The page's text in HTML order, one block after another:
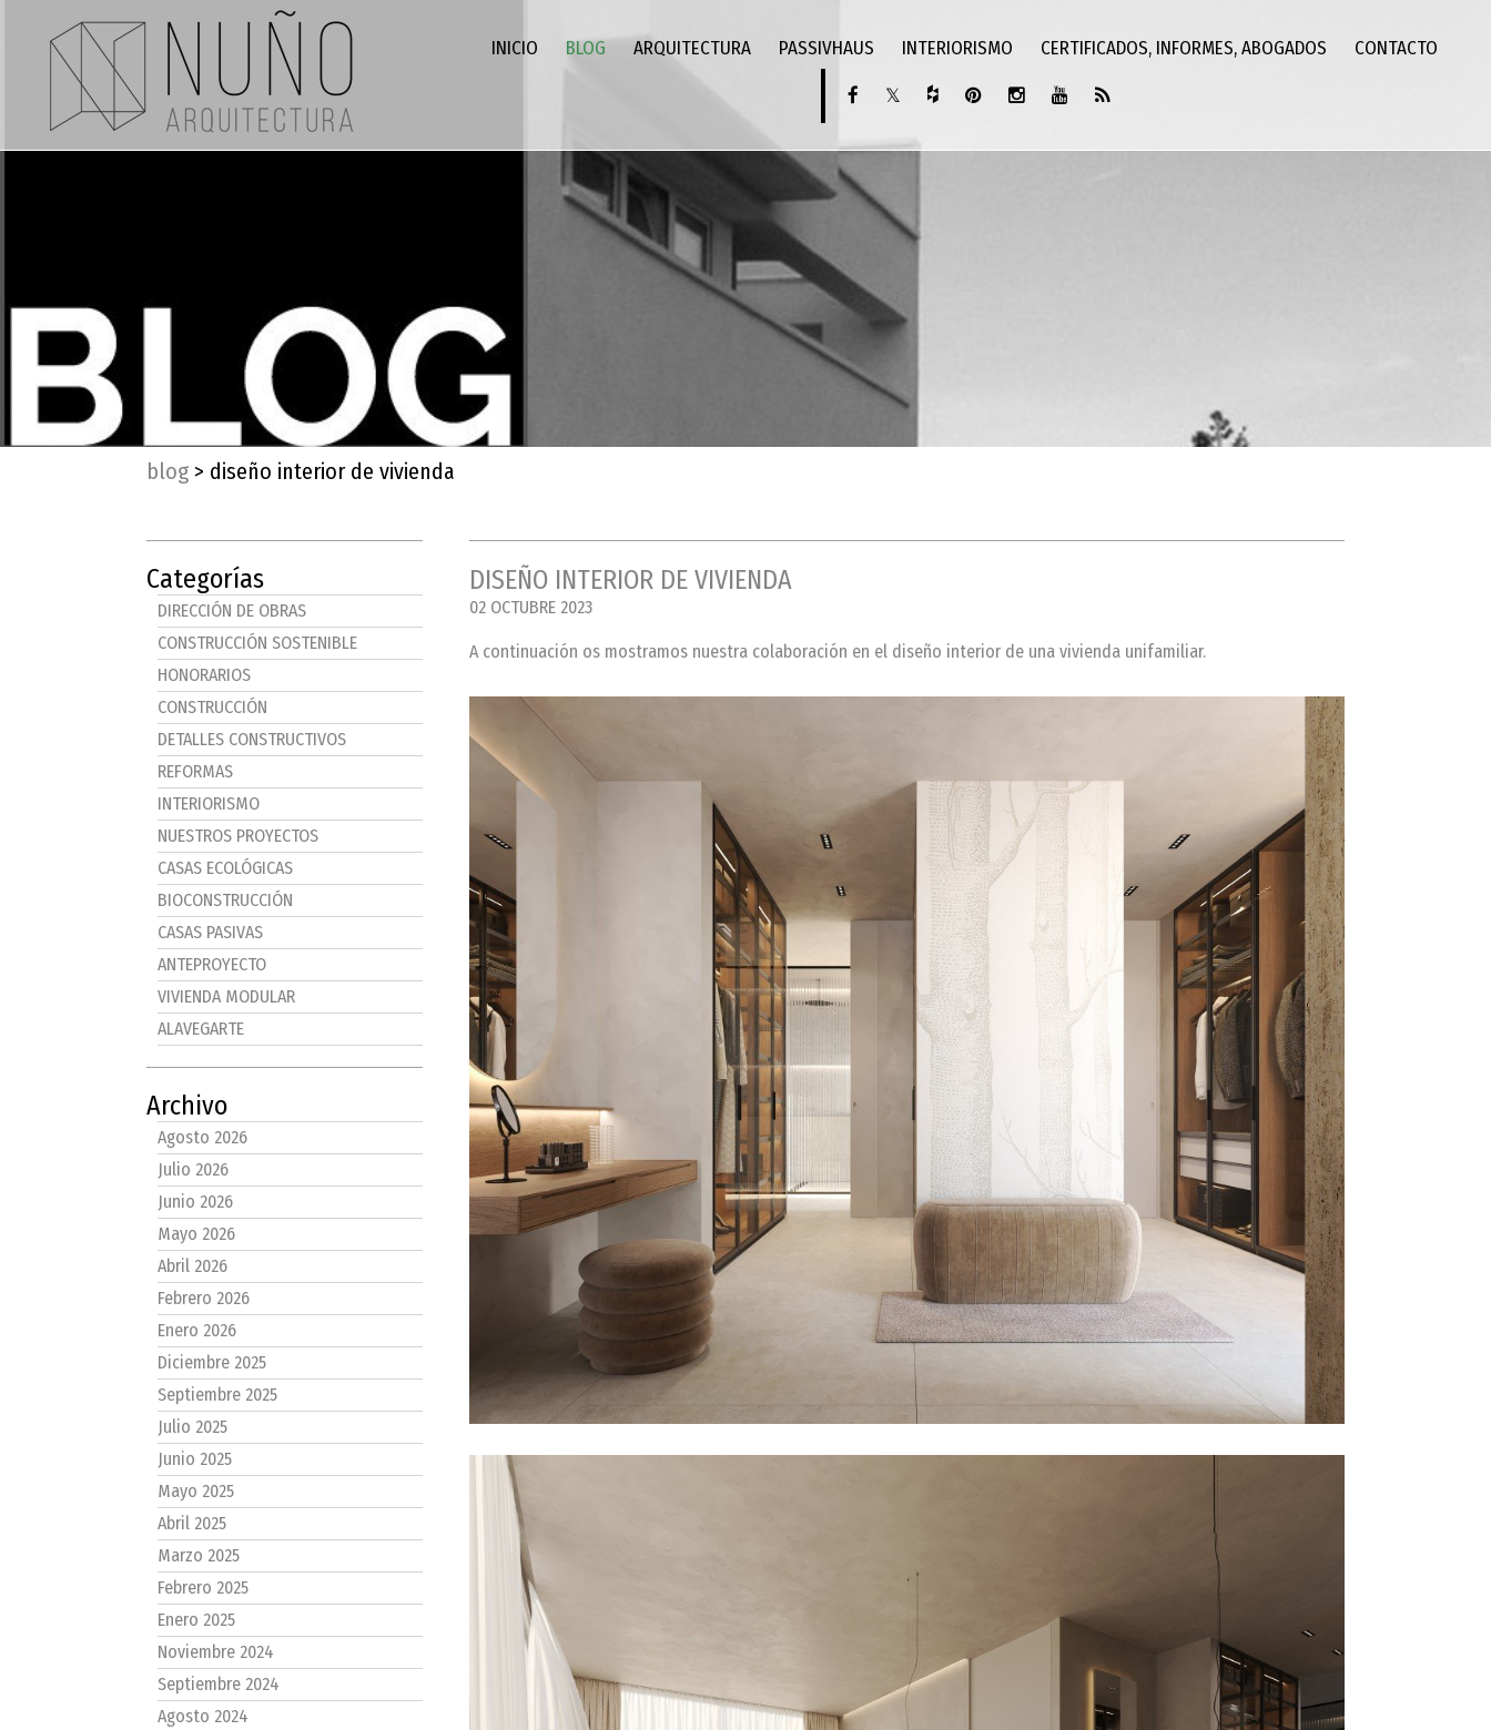
INICIO BLOG ARQUITECTURA PASSIVHAUS INTERIORISMO CERTIFICADOS, INFORMES, ABOGADOS CONTACTO
blog > diseño interior de vivienda
Categorías
DIRECCIÓN DE OBRAS
CONSTRUCCIÓN SOSTENIBLE
HONORARIOS
CONSTRUCCIÓN
DETALLES CONSTRUCTIVOS
REFORMAS
INTERIORISMO
NUESTROS PROYECTOS
CASAS ECOLÓGICAS
BIOCONSTRUCCIÓN
CASAS PASIVAS
ANTEPROYECTO
VIVIENDA MODULAR
ALAVEGARTE
Archivo
Agosto 2026
Julio 2026
Junio 2026
Mayo 2026
Abril 2026
Febrero 2026
Enero 2026
Diciembre 2025
Septiembre 2025
Julio 2025
Junio 2025
Mayo 2025
Abril 2025
Marzo 2025
Febrero 2025
Enero 2025
Noviembre 2024
Septiembre 2024
Agosto 2024
DISEÑO INTERIOR DE VIVIENDA
02 OCTUBRE 2023
A continuación os mostramos nuestra colaboración en el diseño interior de una vivienda unifamiliar.